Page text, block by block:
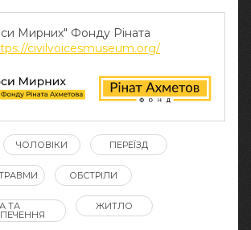
Мирних" Фонду Ріната
civilvoicesmuseum.org/
ЧОЛОВІКИ ПЕРЕЇЗД
ОБСТРІЛИ
ТА ЖИТЛО